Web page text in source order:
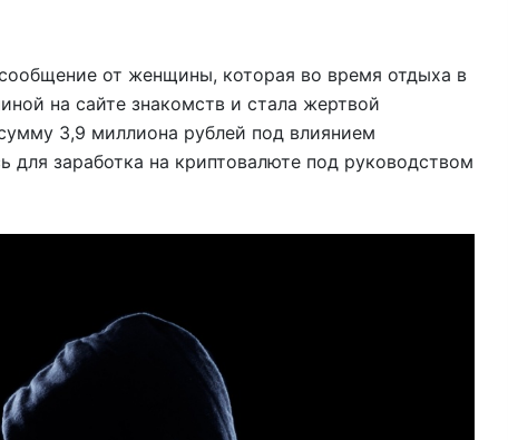
от женщины, которая во время отдыха в
на сайте знакомств и стала жертвой
3,9 миллиона рублей под влиянием
для заработка на криптовалюте под руководством